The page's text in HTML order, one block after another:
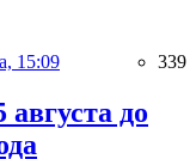
15:09 339
до